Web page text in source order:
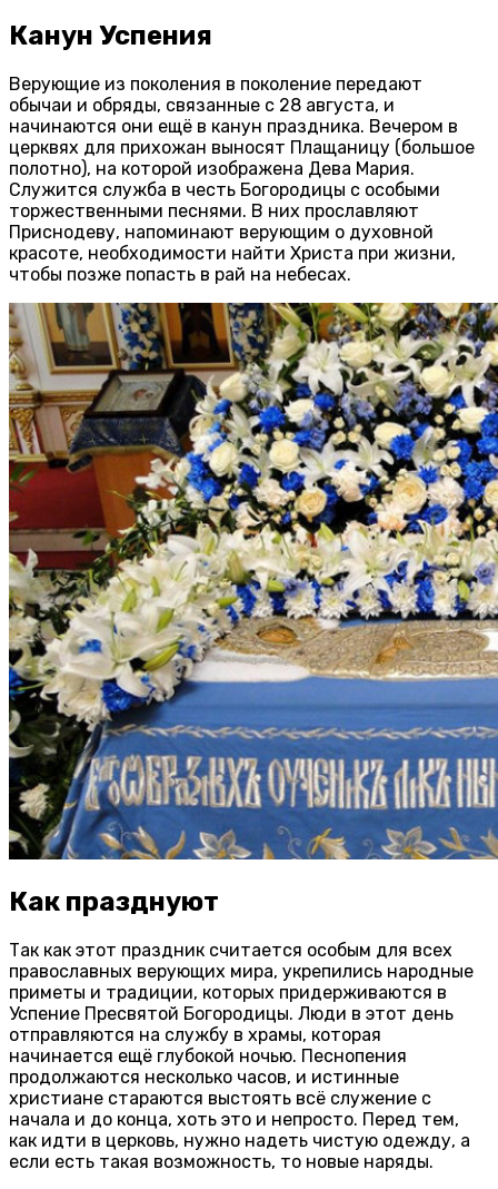
Канун Успения
Верующие из поколения в поколение передают
обычаи и обряды, связанные с 28 августа, и
начинаются они ещё в канун праздника. Вечером в
церквях для прихожан выносят Плащаницу (большое
полотно), на которой изображена Дева Мария.
Служится служба в честь Богородицы с особыми
торжественными песнями. В них прославляют
Приснодеву, напоминают верующим о духовной
красоте, необходимости найти Христа при жизни,
чтобы позже попасть в рай на небесах.
Как празднуют
Так как этот праздник считается особым для всех
православных верующих мира, укрепились народные
приметы и традиции, которых придерживаются в
Успение Пресвятой Богородицы. Люди в этот день
отправляются на службу в храмы, которая
начинается ещё глубокой ночью. Песнопения
продолжаются несколько часов, и истинные
христиане стараются выстоять всё служение с
начала и до конца, хоть это и непросто. Перед тем,
как идти в церковь, нужно надеть чистую одежду, а
если есть такая возможность, то новые наряды.